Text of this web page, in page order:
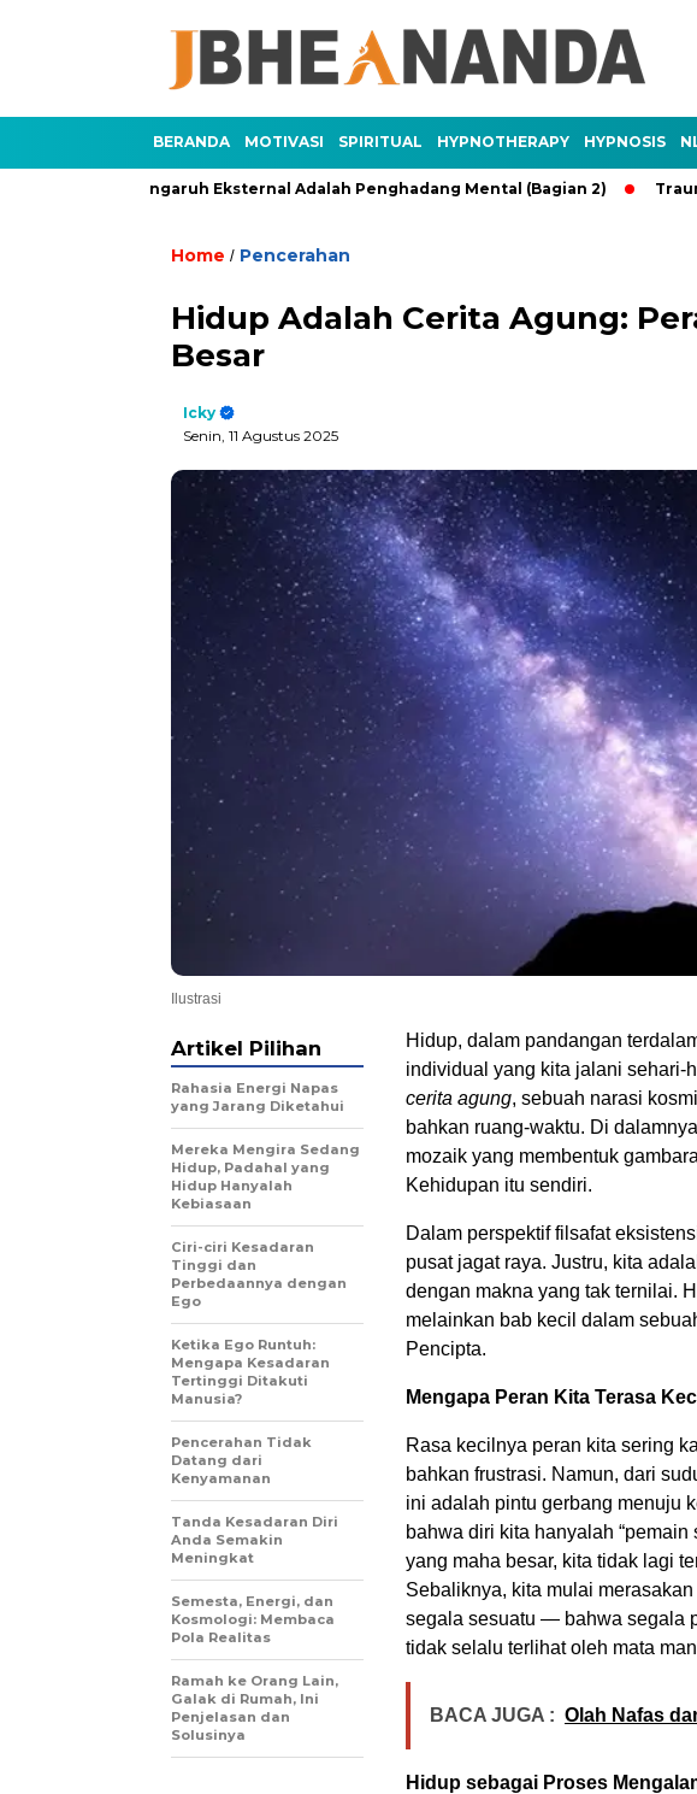
BERANDA MOTIVASI SPIRITUAL HYPNOTHERAPY HYPNOSIS
Pengaruh Eksternal Adalah Penghadang Mental (Bagian 2) Trauma
Home / Pencerahan
Hidup Adalah Cerita Agung:
Besar
Icky
Senin, 11 Agustus 2025
Ilustrasi
Hidup, dalam pandangan
individual yang kita jalani
cerita agung, sebuah narasi
bahkan ruang-waktu. Di
mozaik yang membentuk
Kehidupan itu sendiri.
Dalam perspektif filsafat
pusat jagat raya. Justru, kita
dengan makna yang tak ternilai.
melainkan bab kecil dalam
Pencipta.
Mengapa Peran Kita Terasa
Rasa kecilnya peran kita sering
bahkan frustrasi. Namun, dari
ini adalah pintu gerbang menuju
bahwa diri kita hanyalah
yang maha besar, kita tidak lagi
Sebaliknya, kita mulai
segala sesuatu — bahwa segala
tidak selalu terlihat oleh mata
BACA JUGA : Olah Nafas
Hidup sebagai Proses
Artikel Pilihan
Rahasia Energi Napas
yang Jarang Diketahui
Mereka Mengira Sedang
Hidup, Padahal yang
Hidup Hanyalah
Kebiasaan
Ciri-ciri Kesadaran
Tinggi dan
Perbedaannya dengan
Ego
Ketika Ego Runtuh:
Mengapa Kesadaran
Tertinggi Ditakuti
Manusia?
Pencerahan Tidak
Datang dari
Kenyamanan
Tanda Kesadaran Diri
Anda Semakin
Meningkat
Semesta, Energi, dan
Kosmologi: Membaca
Pola Realitas
Ramah ke Orang Lain,
Galak di Rumah, Ini
Penjelasan dan
Solusinya